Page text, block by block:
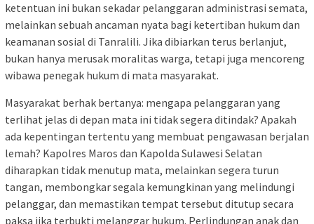
ketentuan ini bukan sekadar pelanggaran administrasi semata,
melainkan sebuah ancaman nyata bagi ketertiban hukum dan
keamanan sosial di Tanralili. Jika dibiarkan terus berlanjut,
bukan hanya merusak moralitas warga, tetapi juga mencoreng
wibawa penegak hukum di mata masyarakat.
Masyarakat berhak bertanya: mengapa pelanggaran yang
terlihat jelas di depan mata ini tidak segera ditindak? Apakah
ada kepentingan tertentu yang membuat pengawasan berjalan
lemah? Kapolres Maros dan Kapolda Sulawesi Selatan
diharapkan tidak menutup mata, melainkan segera turun
tangan, membongkar segala kemungkinan yang melindungi
pelanggar, dan memastikan tempat tersebut ditutup secara
paksa jika terbukti melanggar hukum. Perlindungan anak dan